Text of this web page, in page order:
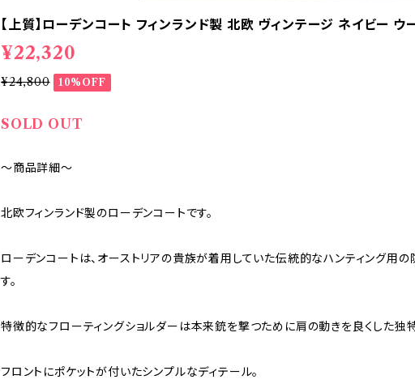
【上質】ローデンコート フィンランド製 北欧 ヴィンテージ ネイビー ウ
¥22,320
¥24,800 10%OFF
SOLD OUT
～商品詳細～
北欧フィンランド製のローデンコートです。
ローデンコートは、オーストリアの貴族が着用していた伝統的なハンティング用の
す。
特徴的なフローティングショルダーは本来銃を撃つために肩の動きを良くした独
フロントにポケットが付いたシンプルなディテール。